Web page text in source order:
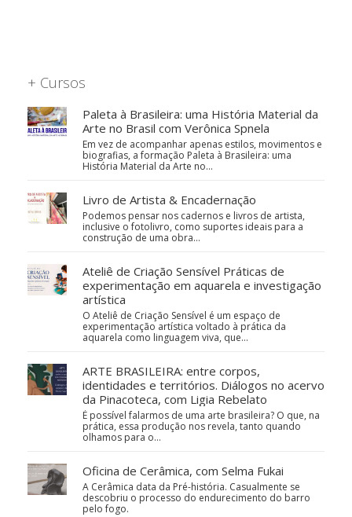
+ Cursos
Paleta à Brasileira: uma História Material da
Arte no Brasil com Verônica Spnela
Em vez de acompanhar apenas estilos, movimentos e
biografias, a formação Paleta à Brasileira: uma
História Material da Arte no…
Livro de Artista & Encadernação
Podemos pensar nos cadernos e livros de artista,
inclusive o fotolivro, como suportes ideais para a
construção de uma obra…
Ateliê de Criação Sensível Práticas de
experimentação em aquarela e investigação
artística
O Ateliê de Criação Sensível é um espaço de
experimentação artística voltado à prática da
aquarela como linguagem viva, que…
ARTE BRASILEIRA: entre corpos,
identidades e territórios. Diálogos no acervo
da Pinacoteca, com Ligia Rebelato
É possível falarmos de uma arte brasileira? O que, na
prática, essa produção nos revela, tanto quando
olhamos para o…
Oficina de Cerâmica, com Selma Fukai
A Cerâmica data da Pré-história. Casualmente se
descobriu o processo do endurecimento do barro
pelo fogo.